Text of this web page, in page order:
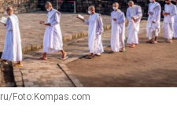
Foto:Kompas.com